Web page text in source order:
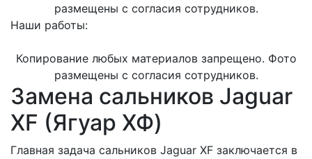
размещены с согласия сотрудников.
Наши работы:
Копирование любых материалов запрещено. Фото
размещены с согласия сотрудников.
Замена сальников Jaguar
XF (Ягуар ХФ)
Главная задача сальников Jaguar XF заключается в